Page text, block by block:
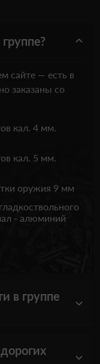
сайте — есть в
заказаны со
кал. 4 мм.
кал. 5 мм.
оружия 9 мм
- алюминий
в группе